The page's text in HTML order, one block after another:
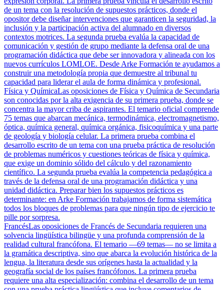
de un tema con la resolución de supuestos prácticos, donde el
opositor debe diseñar intervenciones que garanticen la seguridad, la
inclusión y la participación activa del alumnado en diversos
contextos motrices. La segunda prueba evalúa la capacidad de
comunicación y gestión de grupo mediante la defensa oral de una
programación didáctica que debe ser innovadora y alineada con los
nuevos currículos LOMLOE. Desde Arke Formación te ayudamos a
construir una metodología propia que demuestre al tribunal tu
capacidad para liderar el aula de forma dinámica y profesional.
Física y QuímicaLas oposiciones de Física y Química de Secundaria
son conocidas por la alta exigencia de su primera prueba, donde se
concentra la mayor criba de aspirantes. El temario oficial comprende
75 temas que abarcan mecánica, termodinámica, electromagnetismo,
óptica, química general, química orgánica, fisicoquímica y una parte
de geología y biología celular. La primera prueba combina el
desarrollo escrito de un tema con una prueba práctica de resolución
de problemas numéricos y cuestiones teóricas de física y química,
que exige un dominio sólido del cálculo y del razonamiento
científico. La segunda prueba evalúa la competencia pedagógica a
través de la defensa oral de una programación didáctica y una
unidad didáctica. Preparar bien los supuestos prácticos es
determinante: en Arke Formación trabajamos de forma sistemática
todos los bloques de problemas para que ningún tipo de ejercicio te
pille por sorpresa.
FrancésLas oposiciones de Francés de Secundaria requieren una
solvencia lingüística bilingüe y una profunda comprensión de la
realidad cultural francófona. El temario —69 temas— no se limita a
la gramática descriptiva, sino que abarca la evolución histórica de la
lengua, la literatura desde sus orígenes hasta la actualidad y la
geografía social de los países francófonos. La primera prueba
requiere una alta especialización: combina el desarrollo de un tema